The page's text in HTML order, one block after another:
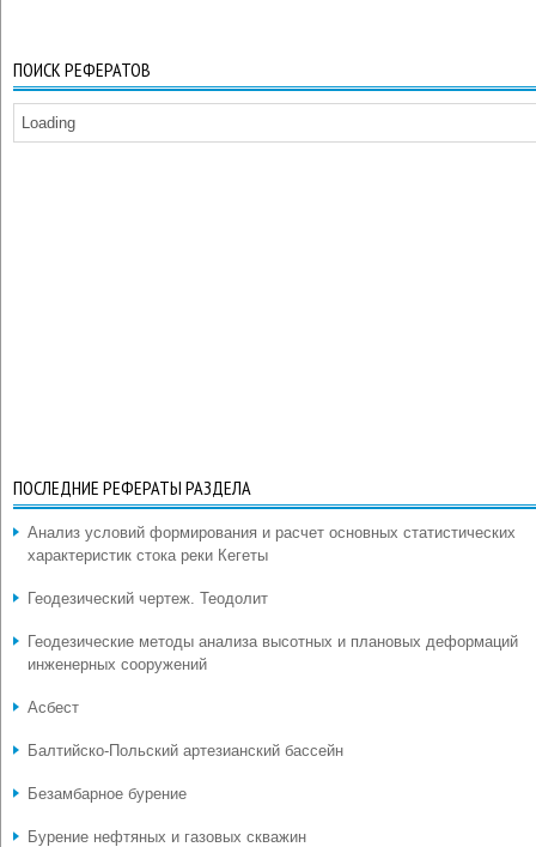
ПОИСК РЕФЕРАТОВ
Loading
ПОСЛЕДНИЕ РЕФЕРАТЫ РАЗДЕЛА
Анализ условий формирования и расчет основных статистических
характеристик стока реки Кегеты
Геодезический чертеж. Теодолит
Геодезические методы анализа высотных и плановых деформаций
инженерных сооружений
Асбест
Балтийско-Польский артезианский бассейн
Безамбарное бурение
Бурение нефтяных и газовых скважин